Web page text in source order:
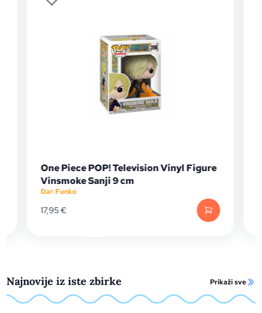
One Piece POP! Television Vinyl Figure
Vinsmoke Sanji 9 cm
Dar|Funko
17,95€
Najnovije iz iste zbirke Prikaži sve